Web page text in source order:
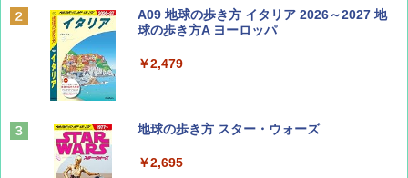
BE-PAL(ビ-パル) 2026年 9 月号【特別付録:
SOTO ミニマル"旅"財布 ランダム2種】
￥1,500
山と溪谷 2026年8月号「南アルプス大全」
￥1,540
A09 地球の歩き方 イタリア 2026～2027 地
球の歩き方A ヨーロッパ
￥2,479
地球の歩き方 スター・ウォーズ
￥2,695